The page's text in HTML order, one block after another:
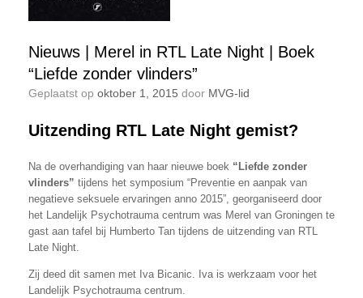
Nieuws | Merel in RTL Late Night | Boek
“Liefde zonder vlinders”
Geplaatst op oktober 1, 2015 door MVG-lid
Uitzending RTL Late Night gemist?
Na de overhandiging van haar nieuwe boek “Liefde zonder
vlinders” tijdens het symposium “Preventie en aanpak van
negatieve seksuele ervaringen anno 2015”, georganiseerd door
het Landelijk Psychotrauma centrum was Merel van Groningen te
gast aan tafel bij Humberto Tan tijdens de uitzending van RTL
Late Night.
Zij deed dit samen met Iva Bicanic. Iva is werkzaam voor het
Landelijk Psychotrauma centrum.